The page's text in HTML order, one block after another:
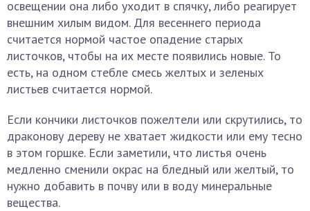
освещении она либо уходит в спячку, либо реагирует
внешним хилым видом. Для весеннего периода
считается нормой частое опадение старых
листочков, чтобы на их месте появились новые. То
есть, на одном стебле смесь желтых и зеленых
листьев считается нормой.
Если кончики листочков пожелтели или скрутились, то
драконову дереву не хватает жидкости или ему тесно
в этом горшке. Если заметили, что листья очень
медленно сменили окрас на бледный или желтый, то
нужно добавить в почву или в воду минеральные
вещества.